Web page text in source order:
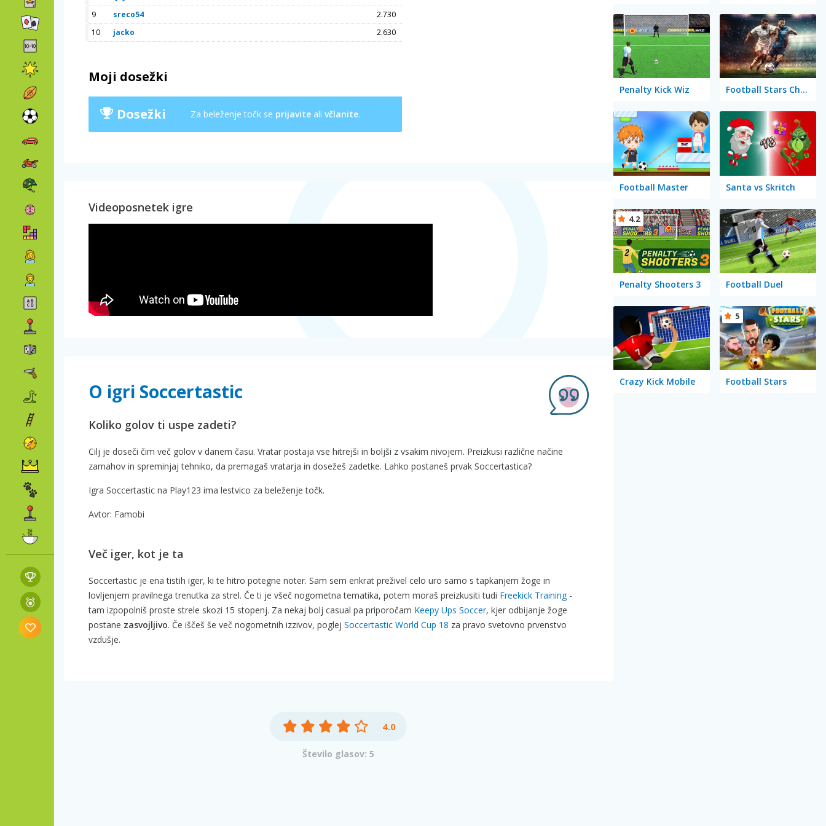
9
sreco54
2.730
10
jacko 2.630
Moji dosežki
Dosežki Za beleženje točk se prijavite ali včlanite.
Videoposnetek igre
O igri Soccertastic
Koliko golov ti uspe zadeti?
Cilj je doseči čim več golov v danem času. Vratar postaja vse hitrejši in boljši z vsakim nivojem. Preizkusi različne načine
zamahov in spreminjaj tehniko, da premagaš vratarja in dosežeš zadetke. Lahko postaneš prvak Soccertastica?
Igra Soccertastic na Play123 ima lestvico za beleženje točk.
Avtor: Famobi
Več iger, kot je ta
Soccertastic je ena tistih iger, ki te hitro potegne noter. Sam sem enkrat preživel celo uro samo s tapkanjem žoge in
lovljenjem pravilnega trenutka za strel. Če ti je všeč nogometna tematika, potem moraš preizkusiti tudi Freekick Training-
tam izpopolniš proste strele skozi 15 stopenj. Za nekaj bolj casual pa priporočam Keepy Ups Soccer, kjer odbijanje žoge
postane zasvojljivo. Če iščeš še več nogometnih izzivov, poglej Soccertastic World Cup 18 za pravo svetovno prvenstvo
vzdušje.
4.0
Število glasov: 5
Penalty Kick Wiz Football Stars Championship
Football Master Santa vs Skritch
Penalty Shooters 3
4.2
Football Duel
Crazy Kick Mobile Football Stars
5